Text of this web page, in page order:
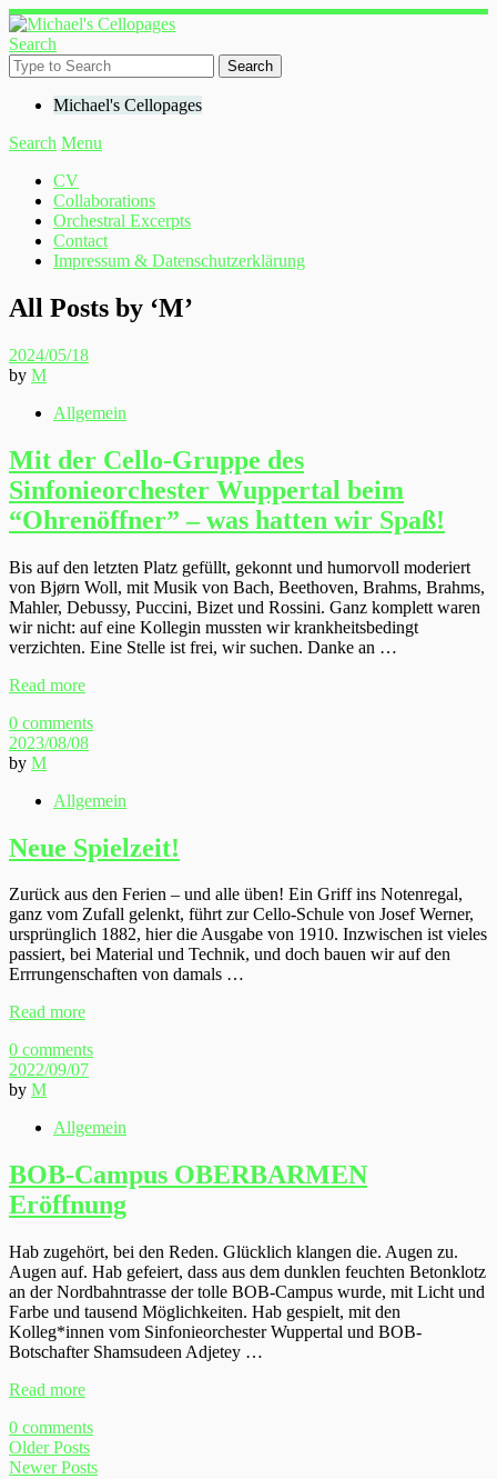
Search
Michael's Cellopages
Search Menu
CV
Collaborations
Orchestral Excerpts
Contact
Impressum & Datenschutzerklärung
All Posts by ‘M’
2024/05/18
by M
Allgemein
Mit der Cello-Gruppe des
Sinfonieorchester Wuppertal beim
“Ohrenöffner” – was hatten wir Spaß!
Bis auf den letzten Platz gefüllt, gekonnt und humorvoll moderiert
von Bjørn Woll, mit Musik von Bach, Beethoven, Brahms, Brahms,
Mahler, Debussy, Puccini, Bizet und Rossini. Ganz komplett waren
wir nicht: auf eine Kollegin mussten wir krankheitsbedingt
verzichten. Eine Stelle ist frei, wir suchen. Danke an …
Read more
0 comments
2023/08/08
by M
Allgemein
Neue Spielzeit!
Zurück aus den Ferien – und alle üben! Ein Griff ins Notenregal,
ganz vom Zufall gelenkt, führt zur Cello-Schule von Josef Werner,
ursprünglich 1882, hier die Ausgabe von 1910. Inzwischen ist vieles
passiert, bei Material und Technik, und doch bauen wir auf den
Errrungenschaften von damals …
Read more
0 comments
2022/09/07
by M
Allgemein
BOB-Campus OBERBARMEN
Eröffnung
Hab zugehört, bei den Reden. Glücklich klangen die. Augen zu.
Augen auf. Hab gefeiert, dass aus dem dunklen feuchten Betonklotz
an der Nordbahntrasse der tolle BOB-Campus wurde, mit Licht und
Farbe und tausend Möglichkeiten. Hab gespielt, mit den
Kolleg*innen vom Sinfonieorchester Wuppertal und BOB-
Botschafter Shamsudeen Adjetey …
Read more
0 comments
Older Posts
Newer Posts